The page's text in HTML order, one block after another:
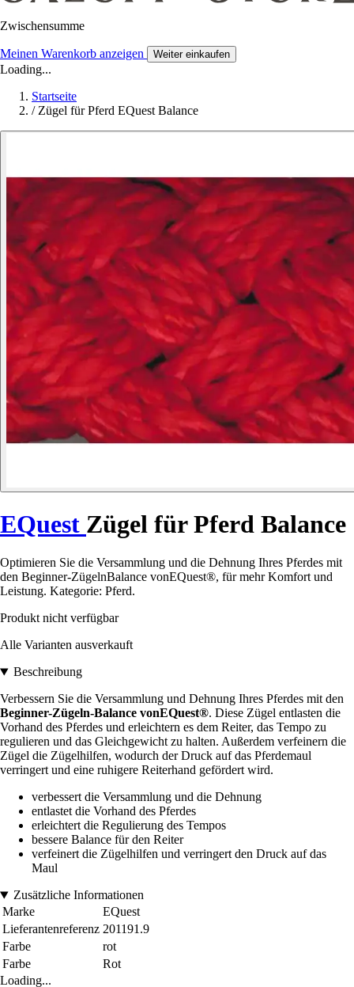
Zwischensumme
Meinen Warenkorb anzeigen Weiter einkaufen
Loading...
Startseite
/ Zügel für Pferd EQuest Balance
EQuest Zügel für Pferd Balance
Optimieren Sie die Versammlung und die Dehnung Ihres Pferdes mit
den Beginner-ZügelnBalance vonEQuest®, für mehr Komfort und
Leistung. Kategorie: Pferd.
Produkt nicht verfügbar
Alle Varianten ausverkauft
Beschreibung
Verbessern Sie die Versammlung und Dehnung Ihres Pferdes mit den
Beginner-Zügeln-Balance vonEQuest®. Diese Zügel entlasten die
Vorhand des Pferdes und erleichtern es dem Reiter, das Tempo zu
regulieren und das Gleichgewicht zu halten. Außerdem verfeinern die
Zügel die Zügelhilfen, wodurch der Druck auf das Pferdemaul
verringert und eine ruhigere Reiterhand gefördert wird.
verbessert die Versammlung und die Dehnung
entlastet die Vorhand des Pferdes
erleichtert die Regulierung des Tempos
bessere Balance für den Reiter
verfeinert die Zügelhilfen und verringert den Druck auf das
Maul
Zusätzliche Informationen
Marke
EQuest
Lieferantenreferenz 201191.9
Farbe
rot
Farbe
Rot
Loading...